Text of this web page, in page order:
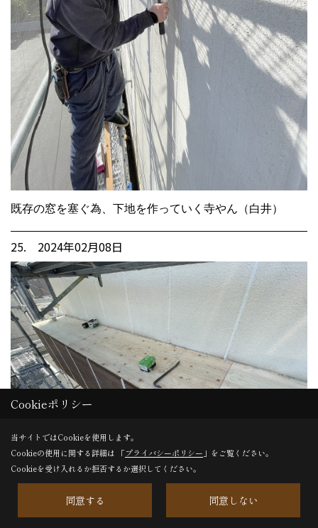
既存の窓を塞ぐ為、下地を作っていく寺やん（白井）
25. 2024年02月08日
シャッターボックスの上改修中。（白井）
Cookieポリシー
当サイトではCookieを使用します。
Cookieの使用に関する詳細は 「プライバシーポリシー 」をご覧ください。
Cookieを受け入れるか拒否するか選択してください。
同意する 同意しない